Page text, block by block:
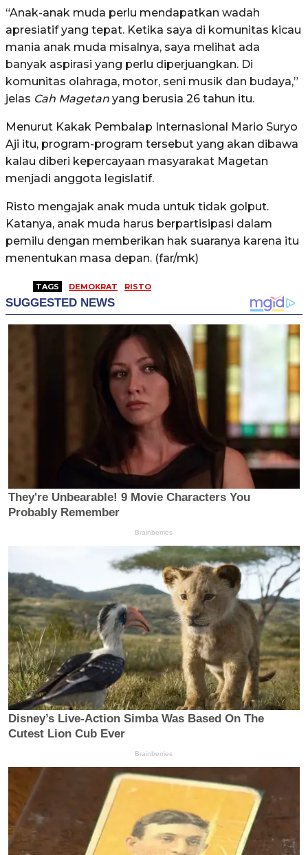
“Anak-anak muda perlu mendapatkan wadah
apresiatif yang tepat. Ketika saya di komunitas kicau
mania anak muda misalnya, saya melihat ada
banyak aspirasi yang perlu diperjuangkan. Di
komunitas olahraga, motor, seni musik dan budaya,”
jelas Cah Magetan yang berusia 26 tahun itu.
Menurut Kakak Pembalap Internasional Mario Suryo
Aji itu, program-program tersebut yang akan dibawa
kalau diberi kepercayaan masyarakat Magetan
menjadi anggota legislatif.
Risto mengajak anak muda untuk tidak golput.
Katanya, anak muda harus berpartisipasi dalam
pemilu dengan memberikan hak suaranya karena itu
menentukan masa depan. (far/mk)
TAGS DEMOKRAT RISTO